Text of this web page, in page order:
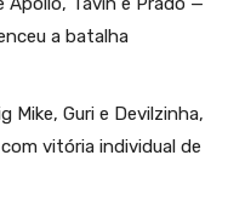
a batalha
Mike, Guri e Devilzinha,
vitória individual de